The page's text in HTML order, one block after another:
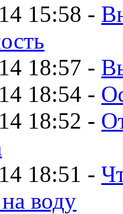
15:58 -
18:57 -
18:54 -
18:52 -
18:51 -
воду